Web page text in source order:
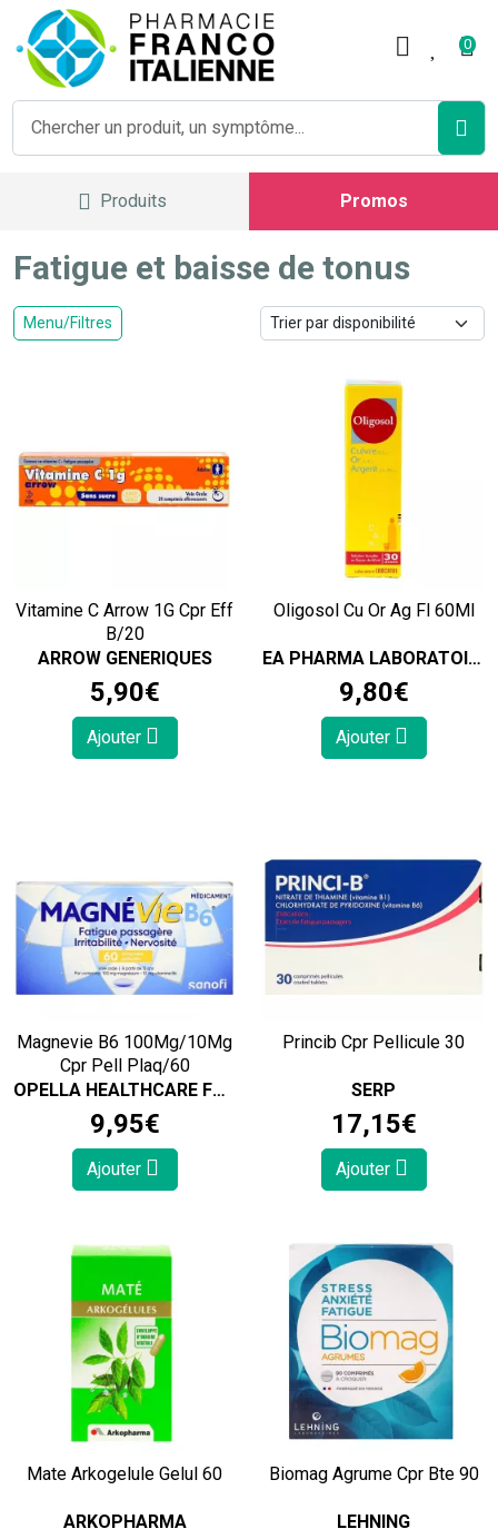
0
Produits Promos
Fatigue et baisse de tonus
Menu/Filtres
Vitamine C Arrow 1G Cpr Eff
B/20
ARROW GENERIQUES
5,90€
Ajouter
Oligosol Cu Or Ag Fl 60Ml
EA PHARMA LABORATOIRES DES GRANIONS
9,80€
Ajouter
Magnevie B6 100Mg/10Mg
Cpr Pell Plaq/60
OPELLA HEALTHCARE FRANCE SAS
9,95€
Ajouter
Princib Cpr Pellicule 30
SERP
17,15€
Ajouter
Mate Arkogelule Gelul 60
ARKOPHARMA
Biomag Agrume Cpr Bte 90
LEHNING